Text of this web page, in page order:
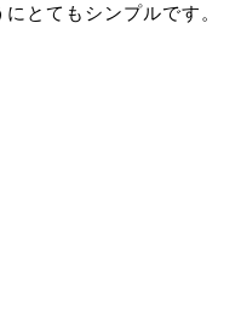
とてもシンプルです。